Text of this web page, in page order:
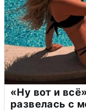
«Ну вот и
развелась с